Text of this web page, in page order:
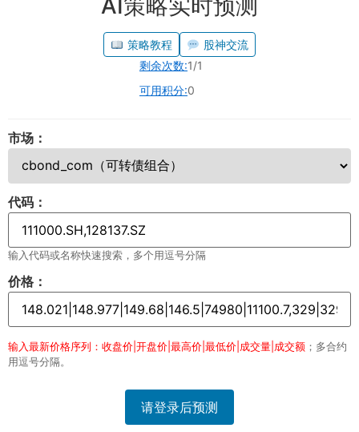
AI策略实时预测
策略教程
股神交流
剩余次数:1/1
可用积分:0
市场：
代码：
输入代码或名称快速搜索，多个用逗号分隔
价格：
输入最新价格序列：收盘价|开盘价|最高价|最低价|成交量|成交额 ；多合约
用逗号分隔。
请登录后预测